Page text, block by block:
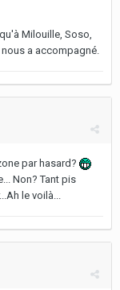
Milouille, Soso,
a accompagné.
par hasard?
Non? Tant pis
le voilà...